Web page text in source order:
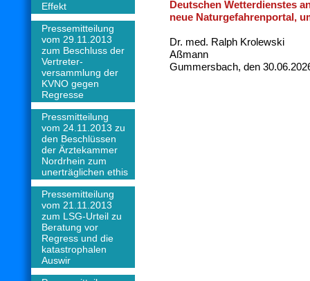
Effekt
Pressemitteilung
vom 29.11.2013
zum Beschluss der
Vertreter-
versammlung der
KVNO gegen
Regresse
Pressmitteilung
vom 24.11.2013 zu
den Beschlüssen
der Ärztekammer
Nordrhein zum
unerträglichen ethis
Pressemitteilung
vom 21.11.2013
zum LSG-Urteil zu
Beratung vor
Regress und die
katastrophalen
Auswir
Deutschen Wetterdienstes
neue Naturgefahrenportal,
Dr. med. Ralph
Aßmann
Gummersbach, den